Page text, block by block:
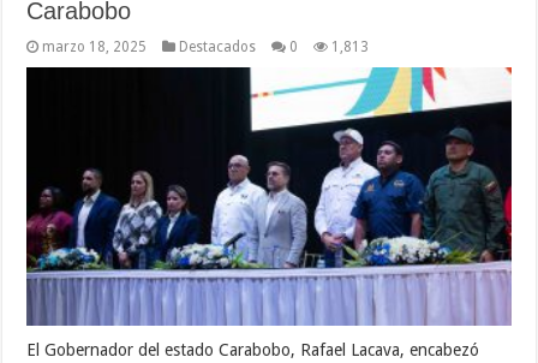
Carabobo
marzo 18, 2025 Destacados 0 1,813
El Gobernador del estado Carabobo, Rafael Lacava, encabezó